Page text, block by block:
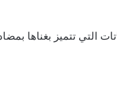
التي تتميز بغناها